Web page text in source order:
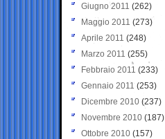
Giugno 2011 (262)
Maggio 2011 (273)
Aprile 2011 (248)
Marzo 2011 (255)
Febbraio 2011 (233)
Gennaio 2011 (253)
Dicembre 2010 (237)
Novembre 2010 (187)
Ottobre 2010 (157)